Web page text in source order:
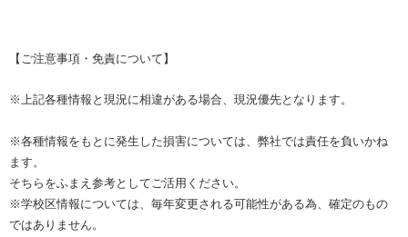
【ご注意事項・免責について】
※上記各種情報と現況に相違がある場合、現況優先となります。
※各種情報をもとに発生した損害については、弊社では責任を負いかね
ます。
そちらをふまえ参考としてご活用ください。
※学校区情報については、毎年変更される可能性がある為、確定のもの
ではありません。